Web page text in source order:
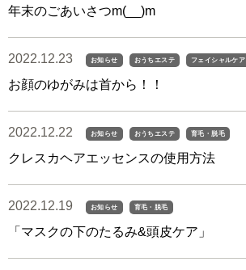
年末のごあいさつm(__)m
2022.12.23 お知らせ おうちエステ フェイシャルケア
お顔のゆがみは首から！！
2022.12.22 お知らせ おうちエステ 育毛・脱毛
クレスカヘアエッセンスの使用方法
2022.12.19 お知らせ 育毛・脱毛
「マスクの下のたるみ&頭皮ケア」